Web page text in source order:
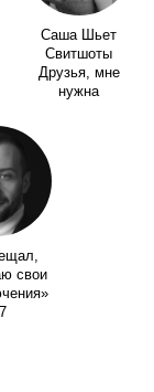
Саша Шьет
Свитшоты
Друзья, мне
нужна
свои